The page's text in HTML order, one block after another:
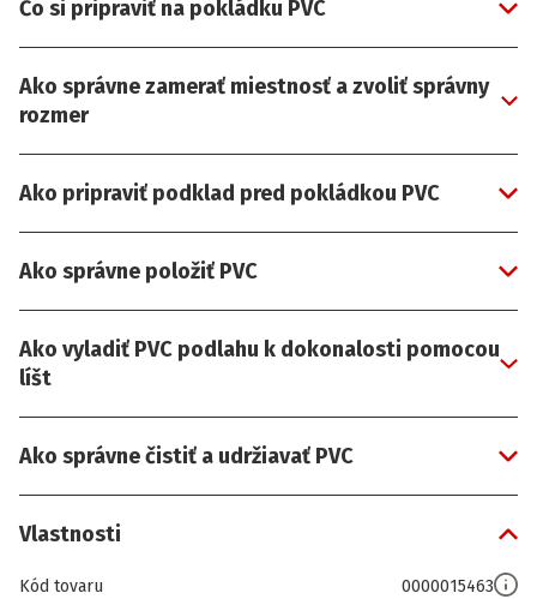
Čo si pripraviť na pokládku PVC
Ako správne zamerať miestnosť a zvoliť správny
rozmer
Ako pripraviť podklad pred pokládkou PVC
Ako správne položiť PVC
Ako vyladiť PVC podlahu k dokonalosti pomocou
líšt
Ako správne čistiť a udržiavať PVC
Vlastnosti
Kód tovaru 0000015463